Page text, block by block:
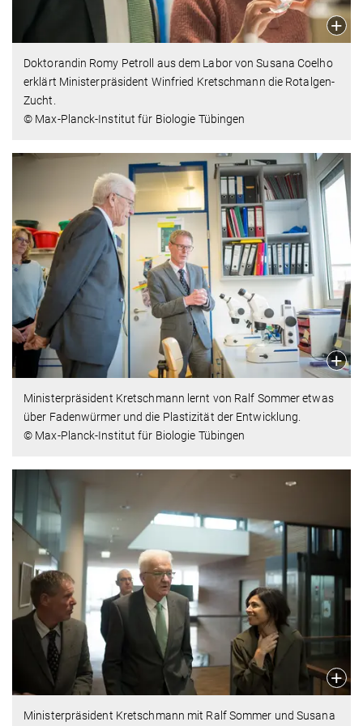
Doktorandin Romy Petroll aus dem Labor von Susana Coelho
erklärt Ministerpräsident Winfried Kretschmann die Rotalgen-
Zucht.
© Max-Planck-Institut für Biologie Tübingen
Ministerpräsident Kretschmann lernt von Ralf Sommer etwas
über Fadenwürmer und die Plastizität der Entwicklung.
© Max-Planck-Institut für Biologie Tübingen
Ministerpräsident Kretschmann mit Ralf Sommer und Susana